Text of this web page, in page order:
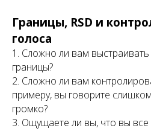
Границы, RSD и
голоса
1. Сложно ли вам
границы?
2. Сложно ли вам
примеру, вы говорите
громко?
3. Ощущаете ли вы, что вы все